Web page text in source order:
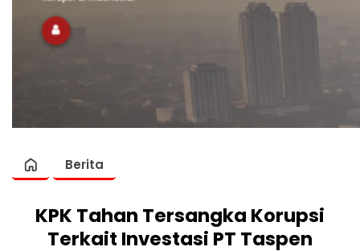
Berita
KPK Tahan Tersangka Korupsi
Terkait Investasi PT Taspen